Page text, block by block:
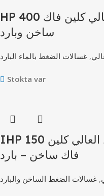
HP 400 ماكينة الغسيل بالضغط العالي كلين فاك
ساخن وبارد
, غسالات الضغط بالماء البارد
Stokta var
IHP 150 غسالة سيارات بالضغط العالي كلين
فاك ساخن – بارد
, غسالات الضغط الساخن والبارد